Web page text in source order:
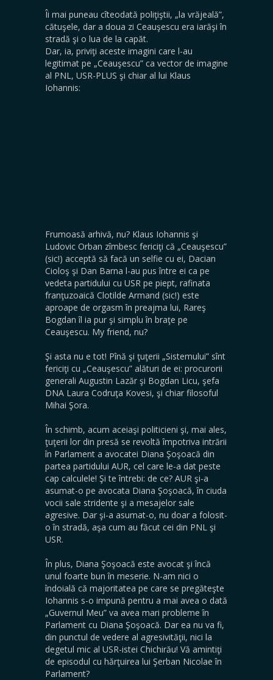
Îi mai puneau cîteodată poliţiştii, „la vrăjeală”,
cătuşele, dar a doua zi Ceauşescu era iarăşi în
stradă şi o lua de la capăt.
Dar, ia, priviţi aceste imagini care l-au
legitimat pe „Ceauşescu” ca vector de imagine
al PNL, USR-PLUS şi chiar al lui Klaus
Iohannis:
Frumoasă arhivă, nu? Klaus Iohannis şi
Ludovic Orban zîmbesc fericiţi că „Ceauşescu”
(sic!) acceptă să facă un selfie cu ei, Dacian
Cioloş şi Dan Barna l-au pus între ei ca pe
vedeta partidului cu USR pe piept, rafinata
franţuzoaică Clotilde Armand (sic!) este
aproape de orgasm în preajma lui, Rareş
Bogdan îl ia pur şi simplu în braţe pe
Ceauşescu. My friend, nu?
Şi asta nu e tot! Pînă şi ţuţerii „Sistemului” sînt
fericiţi cu „Ceauşescu” alături de ei: procurorii
generali Augustin Lazăr şi Bogdan Licu, şefa
DNA Laura Codruţa Kovesi, şi chiar filosoful
Mihai Şora.
În schimb, acum aceiaşi politicieni şi, mai ales,
ţuţerii lor din presă se revoltă împotriva intrării
în Parlament a avocatei Diana Şoşoacă din
partea partidului AUR, cel care le-a dat peste
cap calculele! Şi te întrebi: de ce? AUR şi-a
asumat-o pe avocata Diana Şoşoacă, în ciuda
vocii sale stridente şi a mesajelor sale
agresive. Dar şi-a asumat-o, nu doar a folosit-
o în stradă, aşa cum au făcut cei din PNL şi
USR.
În plus, Diana Şoşoacă este avocat şi încă
unul foarte bun în meserie. N-am nici o
îndoială că majoritatea pe care se pregăteşte
Iohannis s-o impună pentru a mai avea o dată
„Guvernul Meu” va avea mari probleme în
Parlament cu Diana Şoşoacă. Dar ea nu va fi,
din punctul de vedere al agresivităţii, nici la
degetul mic al USR-istei Chichirău! Vă amintiţi
de episodul cu hărţuirea lui Şerban Nicolae în
Parlament?